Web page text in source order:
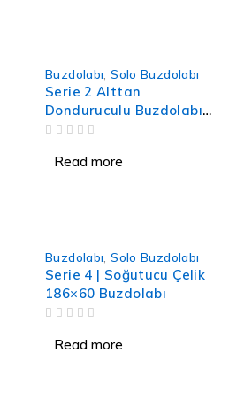
Buzdolabı ,Solo Buzdolabı
Serie 2 Alttan
Donduruculu Buzdolabı
186 x 60 cm Inox
Read more
Buzdolabı ,Solo Buzdolabı
Serie 4 | Soğutucu Çelik
186×60 Buzdolabı
Read more